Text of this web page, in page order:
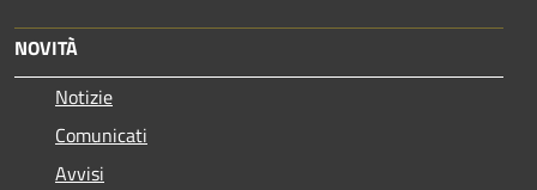
NOVITÀ
Notizie
Comunicati
Avvisi